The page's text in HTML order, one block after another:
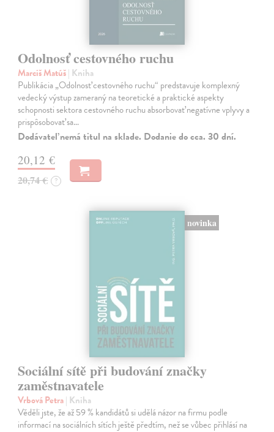
Odolnosť cestovného ruchu
Marciš Matúš| Kniha
Publikácia „Odolnosť cestovného ruchu“ predstavuje komplexný
vedecký výstup zameraný na teoretické a praktické aspekty
schopnosti sektora cestovného ruchu absorbovať negatívne vplyvy a
prispôsobovať sa…
Dodávateľ nemá titul na sklade. Dodanie do cca. 30 dní.
20,12 €
20,74 € ?
novinka
Sociální sítě při budování značky
zaměstnavatele
Vrbová Petra| Kniha
Věděli jste, že až 59 % kandidátů si udělá názor na firmu podle
informací na sociálních sítích ještě předtím, než se vůbec přihlásí na